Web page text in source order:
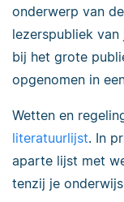
onderwerp van
lezerspubliek
bij het grote
opgenomen in
Wetten en
literatuurlijst. In
aparte lijst met
tenzij je